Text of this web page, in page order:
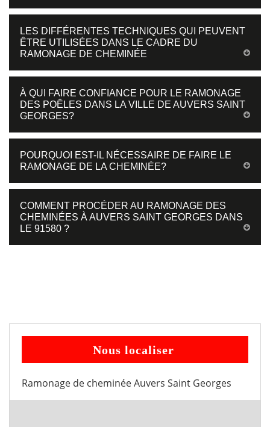
LES DIFFÉRENTES TECHNIQUES QUI PEUVENT
ÊTRE UTILISÉES DANS LE CADRE DU
RAMONAGE DE CHEMINÉE
À QUI FAIRE CONFIANCE POUR LE RAMONAGE
DES POÊLES DANS LA VILLE DE AUVERS SAINT
GEORGES?
POURQUOI EST-IL NÉCESSAIRE DE FAIRE LE
RAMONAGE DE LA CHEMINÉE?
COMMENT PROCÉDER AU RAMONAGE DES
CHEMINÉES À AUVERS SAINT GEORGES DANS
LE 91580 ?
Nous localiser
Ramonage de cheminée Auvers Saint Georges